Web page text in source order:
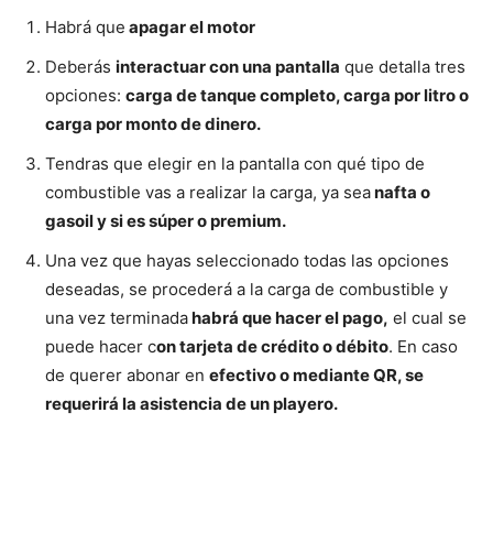
Habrá que apagar el motor
Deberás interactuar con una pantalla que detalla tres
opciones: carga de tanque completo, carga por litro o
carga por monto de dinero.
Tendras que elegir en la pantalla con qué tipo de
combustible vas a realizar la carga, ya seanafta o
gasoil y si es súper o premium.
Una vez que hayas seleccionado todas las opciones
deseadas, se procederá a la carga de combustible y
una vez terminadahabrá que hacer el pago, el cual se
puede hacer con tarjeta de crédito o débito. En caso
de querer abonar en efectivo o mediante QR, se
requerirá la asistencia de un playero.